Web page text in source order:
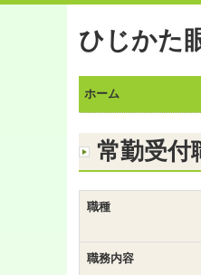
ひじかた
ホーム
常勤受付
職種
職務内容